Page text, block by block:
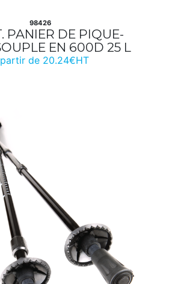
98426
PANIER DE PIQUE-
EN 600D 25 L
de 20.24€HT